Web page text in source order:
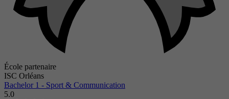
École partenaire
ISC Orléans
Bachelor 1 - Sport & Communication
5.0